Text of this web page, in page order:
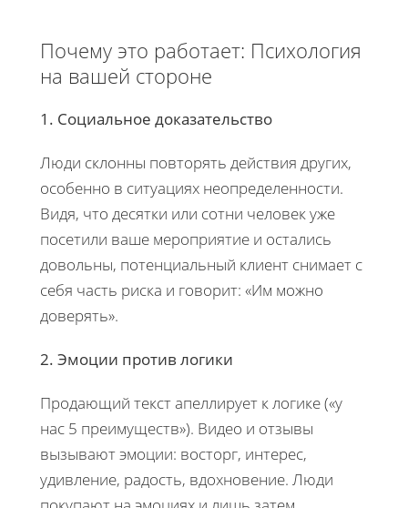
Почему это работает: Психология
на вашей стороне
1. Социальное доказательство
Люди склонны повторять действия других,
особенно в ситуациях неопределенности.
Видя, что десятки или сотни человек уже
посетили ваше мероприятие и остались
довольны, потенциальный клиент снимает с
себя часть риска и говорит: «Им можно
доверять».
2. Эмоции против логики
Продающий текст апеллирует к логике («у
нас 5 преимуществ»). Видео и отзывы
вызывают эмоции: восторг, интерес,
удивление, радость, вдохновение. Люди